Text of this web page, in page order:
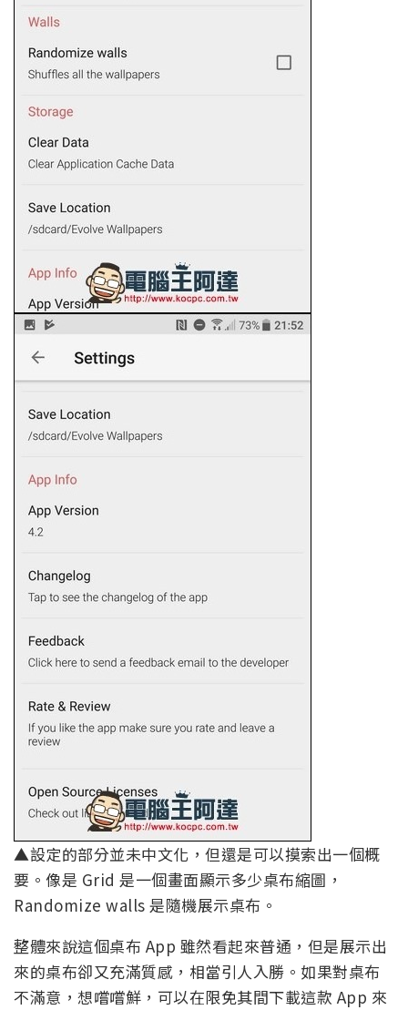
▲設定的部分並未中文化，但還是可以摸索出一個概
要。像是 Grid 是一個畫面顯示多少桌布縮圖，
Randomize walls 是隨機展示桌布。
整體來說這個桌布 App 雖然看起來普通，但是展示出
來的桌布卻又充滿質感，相當引人入勝。如果對桌布
不滿意，想嚐嚐鮮，可以在限免其間下載這款 App 來